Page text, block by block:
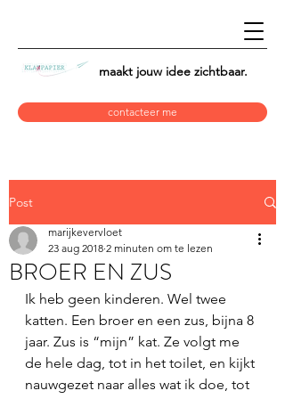
maakt jouw idee zichtbaar.
contacteer me
Post
BROER EN ZUS
marijkevervloet
23 aug 2018 2 minuten om te lezen
Ik heb geen kinderen. Wel twee
katten. Een broer en een zus, bijna 8
jaar. Zus is “mijn” kat. Ze volgt me
de hele dag, tot in het toilet, en kijkt
nauwgezet naar alles wat ik doe, tot